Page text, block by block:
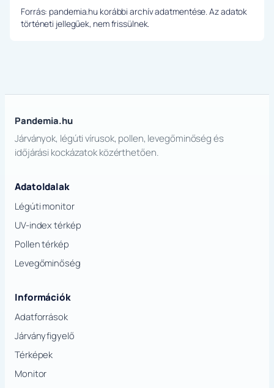
Forrás: pandemia.hu korábbi archív adatmentése. Az adatok
történeti jellegűek, nem frissülnek.
Pandemia.hu
Járványok, légúti vírusok, pollen, levegőminőség és
időjárási kockázatok közérthetően.
Adatoldalak
Légúti monitor
UV-index térkép
Pollen térkép
Levegőminőség
Információk
Adatforrások
Járványfigyelő
Térképek
Monitor